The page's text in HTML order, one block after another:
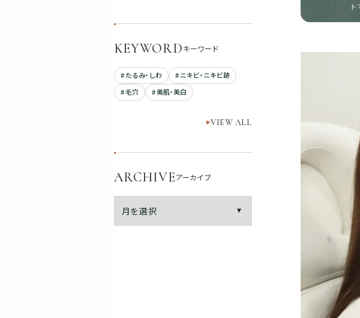
ト
KEYWORDキーワード
# たるみ・しわ
# ニキビ・ニキビ跡
# 毛穴
# 美肌・美白
VIEW ALL
ARCHIVEアーカイブ